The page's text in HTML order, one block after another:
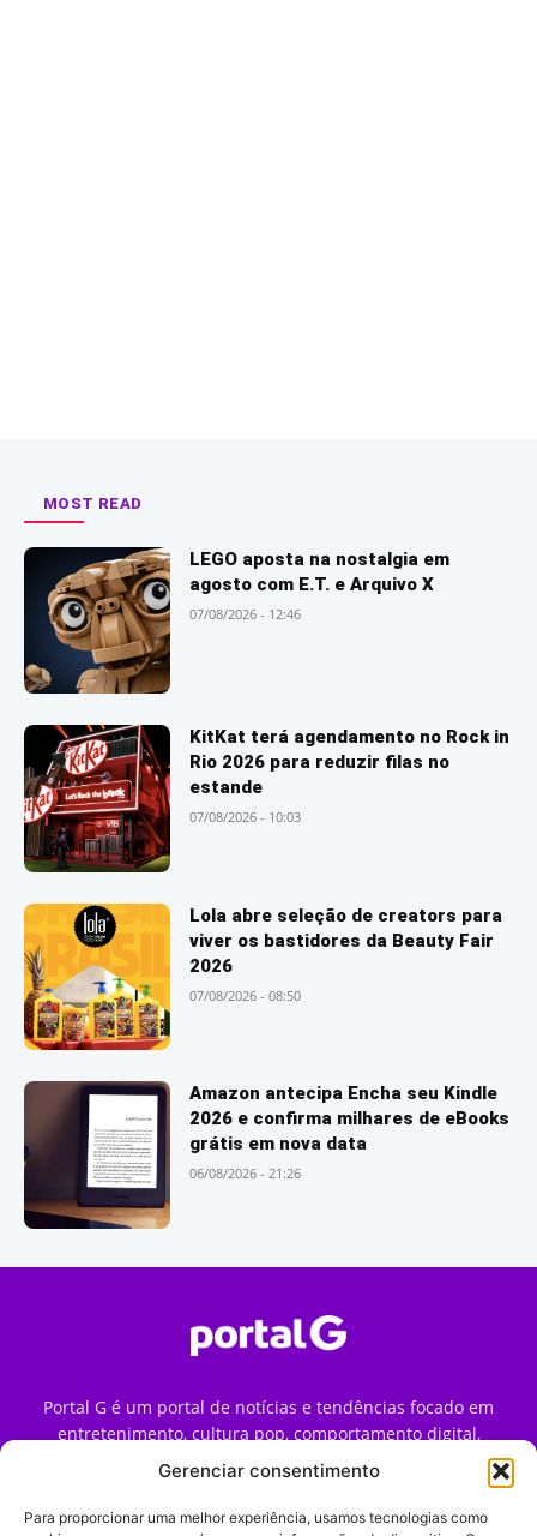
Gerenciar consentimento
Para proporcionar uma melhor experiência, usamos tecnologias como
MOST READ
LEGO aposta na nostalgia em
agosto com E.T. e Arquivo X
07/08/2026 - 12:46
KitKat terá agendamento no Rock in
Rio 2026 para reduzir filas no
estande
07/08/2026 - 10:03
Lola abre seleção de creators para
viver os bastidores da Beauty Fair
2026
07/08/2026 - 08:50
Amazon antecipa Encha seu Kindle
2026 e confirma milhares de eBooks
grátis em nova data
06/08/2026 - 21:26
Portal G é um portal de notícias e tendências focado em
entretenimento, cultura pop, comportamento digital,
streaming, games e iniciativas de marca que impactam a
forma como o público vive e consome internet no Brasil.